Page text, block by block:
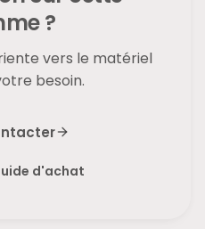
?
vers le matériel
besoin.
d'achat